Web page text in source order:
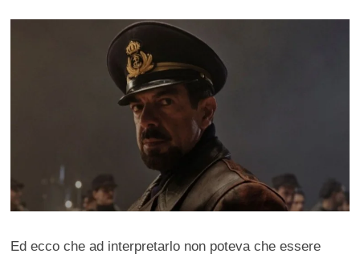
Ed ecco che ad interpretarlo non poteva che essere